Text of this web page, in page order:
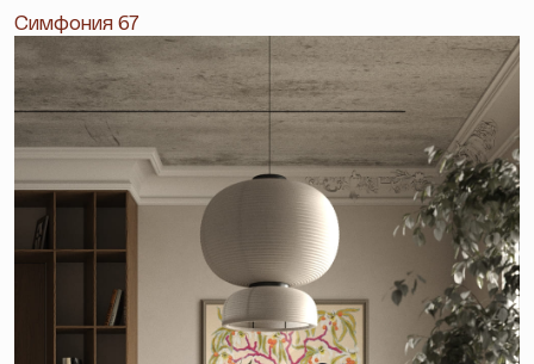
Симфония 67